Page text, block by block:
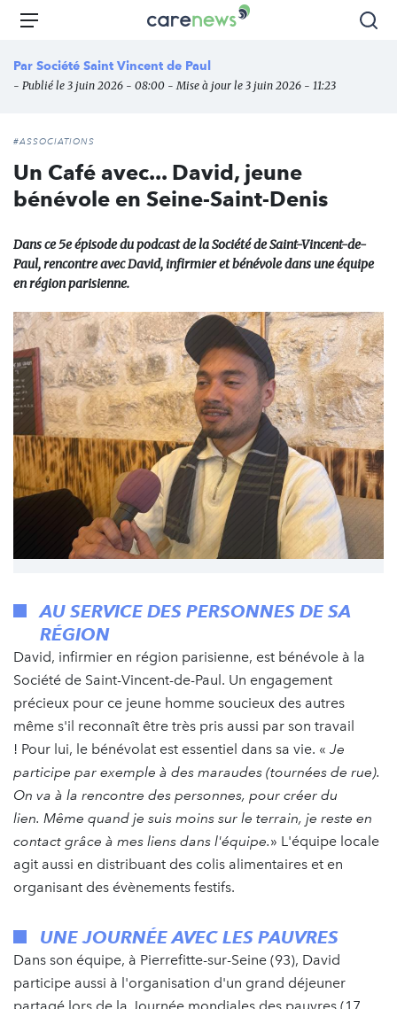
Aller
principal
Carenews,
média
des
Menu
Par Société Saint Vincent de Paul
- Publié le 3 juin 2026 - 08:00 - Mise à jour le 3 juin 2026 - 11:23
#ASSOCIATIONS
Un Café avec... David, jeune
bénévole en Seine-Saint-Denis
Dans ce 5e épisode du podcast de la Société de Saint-Vincent-de-
Paul, rencontre avec David, infirmier et bénévole dans une équipe
en région parisienne.
AU SERVICE DES PERSONNES DE SA
RÉGION
David, infirmier en région parisienne, est bénévole à la
Société de Saint-Vincent-de-Paul. Un engagement
précieux pour ce jeune homme soucieux des autres
même s'il reconnaît être très pris aussi par son travail
! Pour lui, le bénévolat est essentiel dans sa vie. « Je
participe par exemple à des maraudes (tournées de rue).
On va à la rencontre des personnes, pour créer du
lien. Même quand je suis moins sur le terrain, je reste en
contact grâce à mes liens dans l'équipe.» L'équipe locale
agit aussi en distribuant des colis alimentaires et en
organisant des évènements festifs.
UNE JOURNÉE AVEC LES PAUVRES
Dans son équipe, à Pierrefitte-sur-Seine (93), David
participe aussi à l'organisation d'un grand déjeuner
partagé lors de la Journée mondiales des pauvres (17